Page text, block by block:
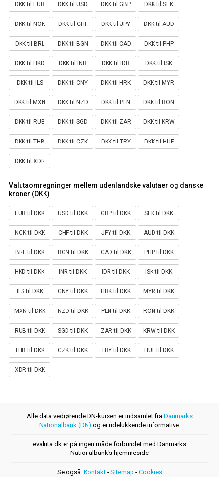
DKK til EUR DKK til USD DKK til GBP DKK til SEK
DKK til NOK DKK til CHF DKK til JPY DKK til AUD
DKK til BRL DKK til BGN DKK til CAD DKK til PHP
DKK til HKD DKK til INR DKK til IDR DKK til ISK
DKK til ILS DKK til CNY DKK til HRK DKK til MYR
DKK til MXN DKK til NZD DKK til PLN DKK til RON
DKK til RUB DKK til SGD DKK til ZAR DKK til KRW
DKK til THB DKK til CZK DKK til TRY DKK til HUF
DKK til XDR
Valutaomregninger mellem udenlandske valutaer og danske
kroner (DKK)
EUR til DKK USD til DKK GBP til DKK SEK til DKK
NOK til DKK CHF til DKK JPY til DKK AUD til DKK
BRL til DKK BGN til DKK CAD til DKK PHP til DKK
HKD til DKK INR til DKK IDR til DKK ISK til DKK
ILS til DKK CNY til DKK HRK til DKK MYR til DKK
MXN til DKK NZD til DKK PLN til DKK RON til DKK
RUB til DKK SGD til DKK ZAR til DKK KRW til DKK
THB til DKK CZK til DKK TRY til DKK HUF til DKK
XDR til DKK
Alle data vedrørende DN-kursen er indsamlet fra Danmarks
Nationalbank (DN) og er udelukkende informative.
evaluta.dk er på ingen måde forbundet med Danmarks
Nationalbank's hjemmeside
Se også: Kontakt- Sitemap - Cookies